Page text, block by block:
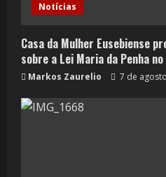
Notícias
Casa da Mulher Eusebiense
sobre a Lei Maria da Penha
Markos Zaurelio 7 de